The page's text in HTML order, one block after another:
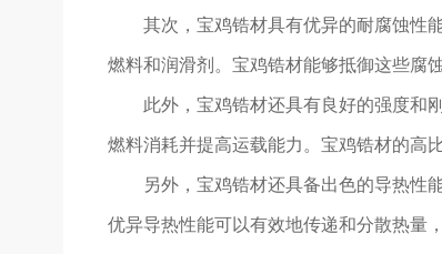
其次，宝鸡锆材具有优异的耐腐蚀性
燃料和润滑剂。宝鸡锆材能够抵御这些腐
此外，宝鸡锆材还具有良好的强度和
燃料消耗并提高运载能力。宝鸡锆材的高
另外，宝鸡锆材还具备出色的导热性
优异导热性能可以有效地传递和分散热量